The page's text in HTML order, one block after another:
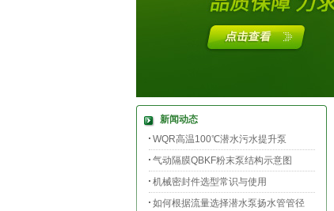
新闻动态
WQR高温100℃潜水污水提升泵
气动隔膜QBKF粉末泵结构示意图
机械密封件选型常识与使用
如何根据流量选择潜水泵扬水管管径